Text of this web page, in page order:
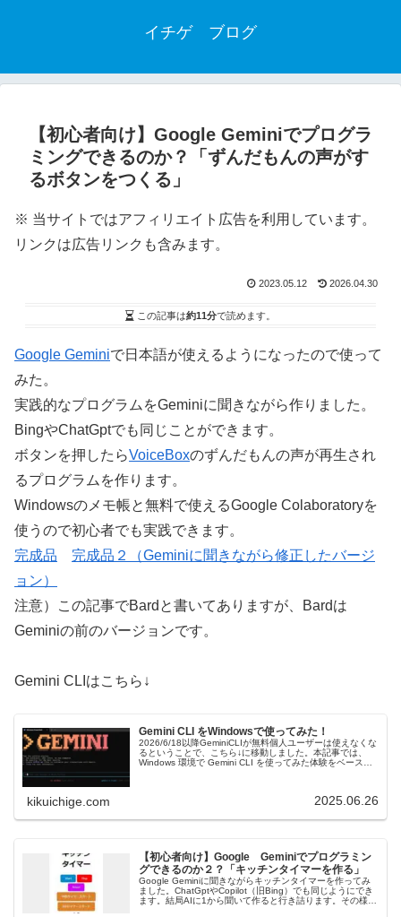
イチゲ ブログ
【初心者向け】Google Geminiでプログラ
ミングできるのか？「ずんだもんの声がす
るボタンをつくる」
※ 当サイトではアフィリエイト広告を利用しています。
リンクは広告リンクも含みます。
2023.05.12 2026.04.30
この記事は約11分で読めます。
Google Geminiで日本語が使えるようになったので使って
みた。
実践的なプログラムをGeminiに聞きながら作りました。
BingやChatGptでも同じことができます。
ボタンを押したらVoiceBoxのずんだもんの声が再生され
るプログラムを作ります。
Windowsのメモ帳と無料で使えるGoogle Colaboratoryを
使うので初心者でも実践できます。
完成品
完成品２（Geminiに聞きながら修正したバージ
ョン）
注意）この記事でBardと書いてありますが、Bardは
Geminiの前のバージョンです。
Gemini CLIはこちら↓
Gemini CLI をWindowsで使ってみた！
2026/6/18以降GeminiCLIが無料個人ユーザーは使えなくな
るということで、こちら↓に移動しました。本記事では、
Windows 環境で Gemini CLI を使ってみた体験をベース
kikuichige.com 2025.06.26
【初心者向け】Google Geminiでプログラミン
グできるのか２？「キッチンタイマーを作る」
Google Geminiに聞きながらキッチンタイマーを作ってみ
ました。ChatGptやCopilot（旧Bing）でも同じようにでき
ます。結局AIに1から聞いて作ると行き詰ります。その様子